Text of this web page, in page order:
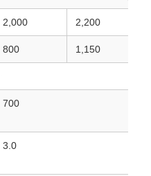
2,000 2,200
800 1,150
700
3.0